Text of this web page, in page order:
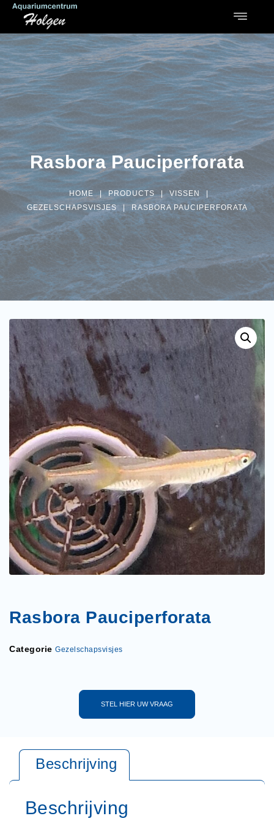
Rasbora Pauciperforata
HOME | PRODUCTS | VISSEN
GEZELSCHAPSVISJES
| RASBORA PAUCIPERFORATA
Rasbora Pauciperforata
Categorie Gezelschapsvisjes
STEL HIER UW VRAAG